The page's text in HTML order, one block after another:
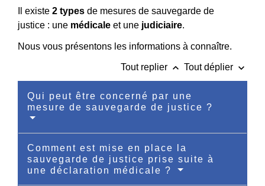
Il existe 2 types de mesures de sauvegarde de
justice : une médicale et une judiciaire.
Nous vous présentons les informations à connaître.
Tout replier keyboard_arrow_up Tout déplier keyboard_arrow_down
Qui peut être concerné par une
mesure de sauvegarde de justice ?
Comment est mise en place la
sauvegarde de justice prise suite à
une déclaration médicale ?